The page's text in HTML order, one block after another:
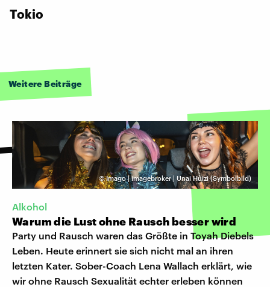
Tokio
Weitere Beiträge
©Imago | imagebroker | Unai Huizi (Symbolbild)
Alkohol
Warum die Lust ohne Rausch besser wird
Party und Rausch waren das Größte in Toyah Diebels
Leben. Heute erinnert sie sich nicht mal an ihren
letzten Kater. Sober-Coach Lena Wallach erklärt, wie
wir ohne Rausch Sexualität echter erleben können